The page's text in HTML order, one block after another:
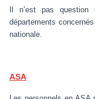
Il n’est pas
départements
nationale.
ASA